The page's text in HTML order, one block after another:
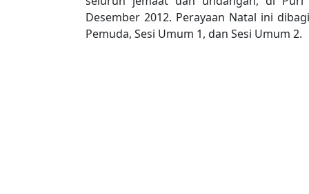
Desember 2012. Perayaan Natal ini
Pemuda, Sesi Umum 1, dan Sesi Umum 2.